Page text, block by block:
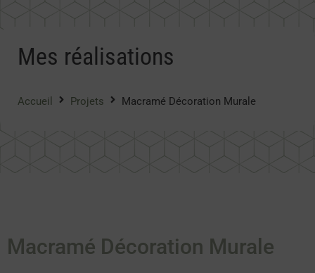
Mes réalisations
Accueil Projets Macramé Décoration Murale
Macramé Décoration Murale